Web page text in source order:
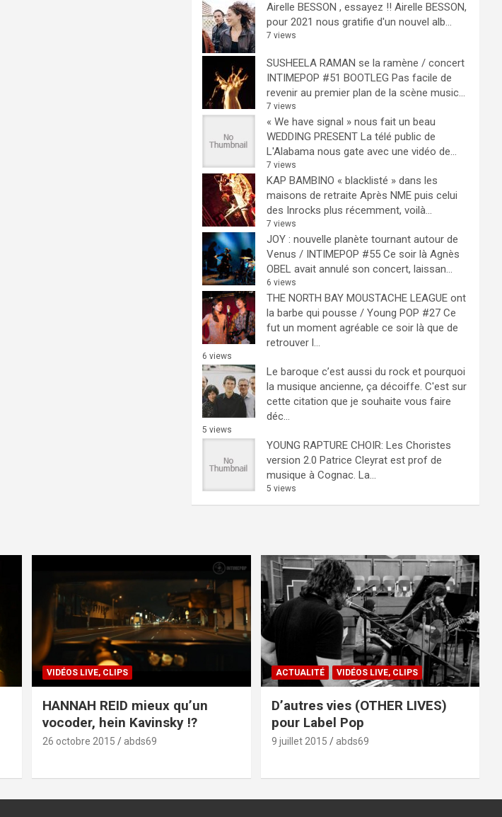
Airelle BESSON , essayez !! Airelle BESSON,
pour 2021 nous gratifie d'un nouvel alb...
7 views
SUSHEELA RAMAN se la ramène / concert
INTIMEPOP #51 BOOTLEG Pas facile de
revenir au premier plan de la scène music...
7 views
« We have signal » nous fait un beau
WEDDING PRESENT La télé public de
L'Alabama nous gate avec une vidéo de...
7 views
KAP BAMBINO « blacklisté » dans les
maisons de retraite Après NME puis celui
des Inrocks plus récemment, voilà...
7 views
JOY : nouvelle planète tournant autour de
Venus / INTIMEPOP #55 Ce soir là Agnès
OBEL avait annulé son concert, laissan...
6 views
THE NORTH BAY MOUSTACHE LEAGUE ont
la barbe qui pousse / Young POP #27 Ce
fut un moment agréable ce soir là que de
retrouver l...
6 views
Le baroque c’est aussi du rock et pourquoi
la musique ancienne, ça décoiffe. C'est sur
cette citation que je souhaite vous faire
déc...
5 views
YOUNG RAPTURE CHOIR: Les Choristes
version 2.0 Patrice Cleyrat est prof de
musique à Cognac. La...
5 views
VIDÉOS LIVE, CLIPS
HANNAH REID mieux qu’un
vocoder, hein Kavinsky !?
26 octobre 2015 abds69
ACTUALITÉ VIDÉOS LIVE, CLIPS
D’autres vies (OTHER LIVES)
pour Label Pop
9 juillet 2015 abds69